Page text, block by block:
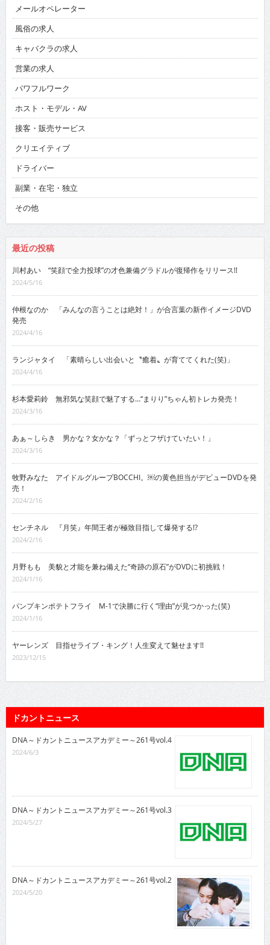
メールオペレーター
風俗の求人
キャバクラの求人
営業の求人
パワフルワーク
ホスト・モデル・AV
接客・販売サービス
クリエイティブ
ドライバー
副業・在宅・独立
その他
最近の投稿
川村あい “笑顔で全力投球”の才色兼備グラドルが復帰作をリリース!!
2024/5/16
仲根なのか 「みんなの言うことは絶対！」が合言葉の新作イメージDVD
発売
2024/4/16
ランジャタイ 「素晴らしい出会いと〝癒着〟が育ててくれた(笑)」
2024/4/16
杉本愛莉鈴 無邪気な笑顔で魅了する…“まりり”ちゃん初トレカ発売！
2024/3/16
あぁ～しらき 男かな？女かな？「ずっとフザけていたい！」
2024/3/16
牧野みなた アイドルグループBOCCHI。￼の黄色担当がデビューDVDを発
売！
2024/2/16
センチネル 『月笑』年間王者が極致目指して爆発する!?
2024/2/16
月野もも 美貌と才能を兼ね備えた“奇跡の原石”がDVDに初挑戦！
2024/1/16
パンプキンポテトフライ M-1で決勝に行く“理由”が見つかった(笑)
2024/1/16
ヤーレンズ 目指せライブ・キング！人生変えて魅せます!!
2023/12/15
ドカントニュース
DNA～ドカントニュースアカデミー～261号vol.4
2024/6/3
DNA～ドカントニュースアカデミー～261号vol.3
2024/5/27
DNA～ドカントニュースアカデミー～261号vol.2
2024/5/20